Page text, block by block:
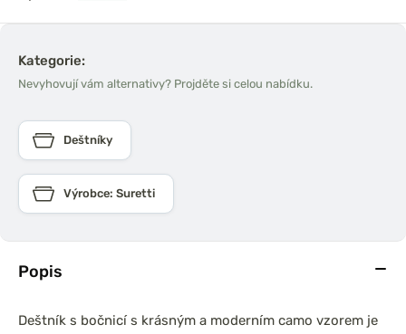
Popis
Deštník s bočnicí s krásným a moderním camo vzorem je
Kategorie:
Nevyhovují vám alternativy? Projděte si celou nabídku.
Deštníky
Výrobce: Suretti